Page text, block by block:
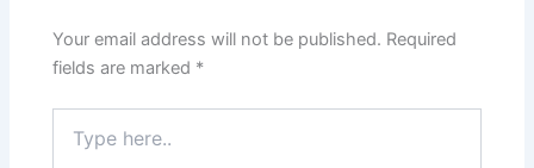
Your email address will not be published. Required
fields are marked *
here..